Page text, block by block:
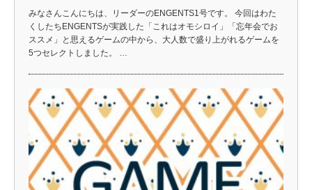
みなさんこんにちは、リーダーのENGENTS1号です。 今回はわた
くしたちENGENTSが実践した「これはオモシロイ」「忘年会でお
ススメ」と思えるゲームの中から、大人数で盛り上がれるゲームを
5つセレクトしました。 …